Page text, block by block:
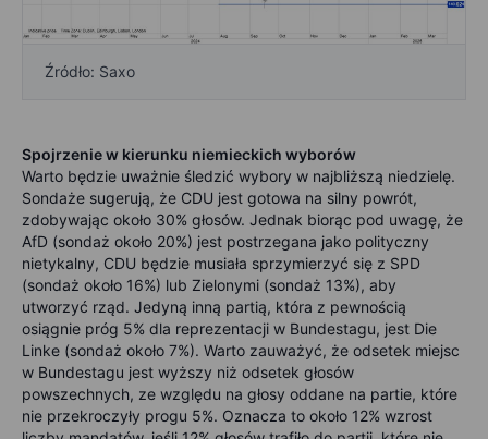
Źródło: Saxo
Spojrzenie w kierunku niemieckich wyborów
Warto będzie uważnie śledzić wybory w najbliższą niedzielę.
Sondaże sugerują, że CDU jest gotowa na silny powrót,
zdobywając około 30% głosów. Jednak biorąc pod uwagę, że
AfD (sondaż około 20%) jest postrzegana jako polityczny
nietykalny, CDU będzie musiała sprzymierzyć się z SPD
(sondaż około 16%) lub Zielonymi (sondaż 13%), aby
utworzyć rząd. Jedyną inną partią, która z pewnością
osiągnie próg 5% dla reprezentacji w Bundestagu, jest Die
Linke (sondaż około 7%). Warto zauważyć, że odsetek miejsc
w Bundestagu jest wyższy niż odsetek głosów
powszechnych, ze względu na głosy oddane na partie, które
nie przekroczyły progu 5%. Oznacza to około 12% wzrost